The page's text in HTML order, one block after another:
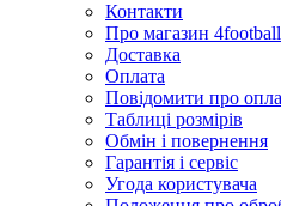
Контакти
Про магазин 4football
Доставка
Оплата
Повідомити про
Таблиці розмірів
Обмін і повернення
Гарантія і сервіс
Угода користувача